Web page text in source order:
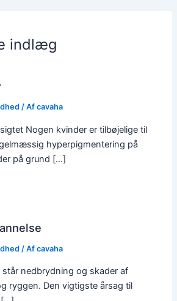
indlæg
/ Afcavaha
Nogen kvinder er tilbøjelige til
hyperpigmentering på
på grund […]
/ Afcavaha
nedbrydning og skader af
ryggen. Den vigtigste årsag til